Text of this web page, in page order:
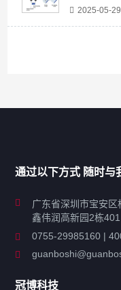
2025-05-29
工业超声波清洗设备
特种超声波洗净产品
通过以下方式 随时与
广东省深圳市宝安
鑫伟润高新园2栋401
0755-29985160 |
冠博科技